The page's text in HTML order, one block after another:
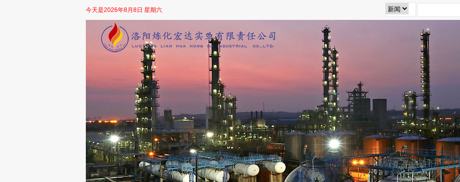
今天是2026年8月8日 星期六